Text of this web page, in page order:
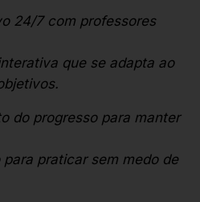
24/7 com professores
que se adapta ao
do progresso para manter
praticar sem medo de